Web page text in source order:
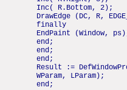
Inc( R.Bottom, 2);
DrawEdge (DC, R,
finally
EndPaint (Window,
end;
end;
end;
Result :=
WParam, LParam);
end;